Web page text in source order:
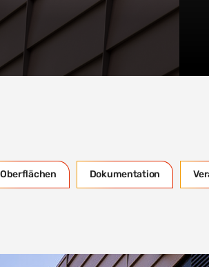
Oberflächen Dokumentation